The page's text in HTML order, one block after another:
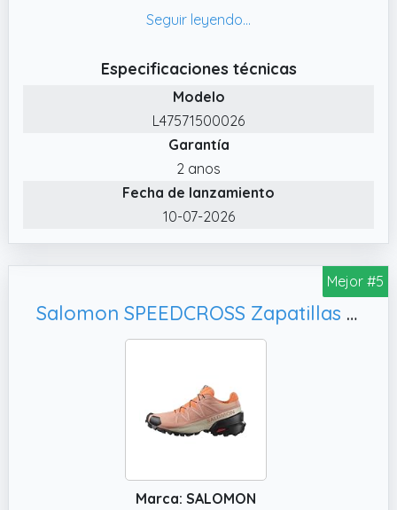
Puntera moldeada, protección antibarro en
todo el pie, membrana GORETEX y piel
estratégicamente colocada para que nada
se interponga en tu camino
Especificaciones técnicas
Modelo
L47571500026
Garantía
2 anos
Fecha de lanzamiento
10-07-2026
Mejor #5
Salomon SPEEDCROSS Zapatillas de senderismo, Mujer
Marca: SALOMON